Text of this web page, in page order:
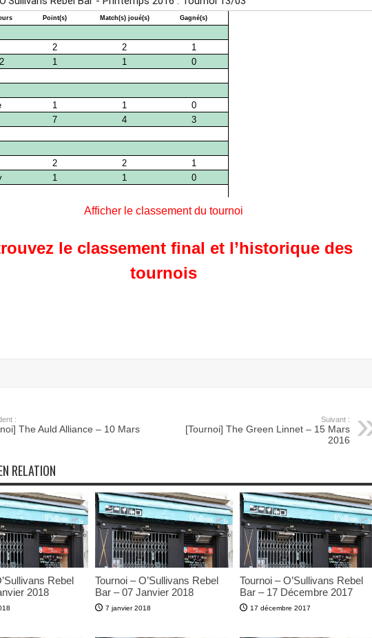
Afficher le classement du tournoi
le classement final et l’historique des
tournois
:
The Auld Alliance – 10 Mars
Suivant :
[Tournoi] The Green Linnet – 15 Mars
2016
RELATION
Rebel
2018
Tournoi – O’Sullivans Rebel
Bar – 07 Janvier 2018
7 janvier 2018
Tournoi – O’Sullivans Rebel
Bar – 17 Décembre 2017
17 décembre 2017